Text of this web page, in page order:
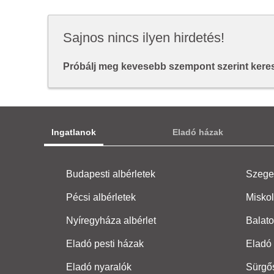
Sajnos nincs ilyen hirdetés!
Próbálj meg kevesebb szempont szerint
Ingatlanok Eladó házak
Budapesti albérletek
Pécsi albérletek
Nyíregyháza albérlet
Eladó pesti házak Eladó
Eladó nyaralók